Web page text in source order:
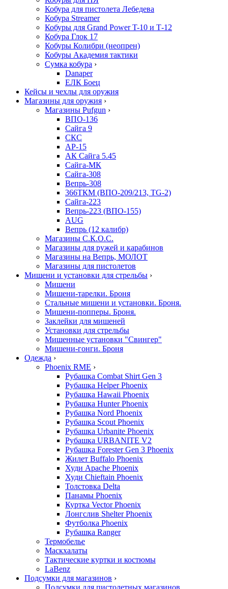
Кобура для пистолета Лебедева
Кобура Streamer
Кобуры для Grand Power T-10 и Т-12
Кобура Глок 17
Кобуры Колибри (неопрен)
Кобуры Академия тактики
Сумка кобура ›
Danaper
ЕЛК Боец
Кейсы и чехлы для оружия
Магазины для оружия ›
Магазины Pufgun ›
ВПО-136
Сайга 9
СКС
АР-15
АК Сайга 5.45
Сайга-МК
Сайга-308
Вепрь-308
366ТКМ (ВПО-209/213, TG-2)
Сайга-223
Вепрь-223 (ВПО-155)
AUG
Вепрь (12 калибр)
Магазины С.К.О.С.
Магазины для ружей и карабинов
Магазины на Вепрь, МОЛОТ
Магазины для пистолетов
Мишени и установки для стрельбы ›
Мишени
Мишени-тарелки. Броня
Стальные мишени и установки. Броня.
Мишени-попперы. Броня.
Заклейки для мишеней
Установки для стрельбы
Мишенные установки "Свингер"
Мишени-гонги. Броня
Одежда ›
Phoenix RME ›
Рубашка Combat Shirt Gen 3
Рубашка Helper Phoenix
Рубашка Hawaii Phoenix
Рубашка Hunter Phoenix
Рубашка Nord Phoenix
Рубашка Scout Phoenix
Рубашка Urbanite Phoenix
Рубашка URBANITE V2
Рубашка Forester Gen 3 Phoenix
Жилет Buffalo Phoenix
Худи Apache Phoenix
Худи Chieftain Phoenix
Толстовка Delta
Панамы Phoenix
Куртка Vector Phoenix
Лонгслив Shelter Phoenix
Футболка Phoenix
Рубашка Ranger
Термобелье
Маскхалаты
Тактические куртки и костюмы
LaBenz
Подсумки для магазинов ›
Подсумки для пистолетных магазинов